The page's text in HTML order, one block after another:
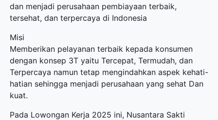
dan menjadi perusahaan pembiayaan terbaik,
tersehat, dan terpercaya di Indonesia
Misi
Memberikan pelayanan terbaik kepada konsumen
dengan konsep 3T yaitu Tercepat, Termudah, dan
Terpercaya namun tetap mengindahkan aspek kehati-
hatian sehingga menjadi perusahaan yang sehat Dan
kuat.
Pada Lowongan Kerja 2025 ini, Nusantara Sakti